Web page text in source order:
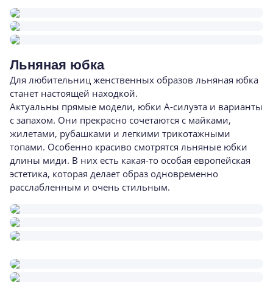
Льняная юбка
Для любительниц женственных образов льняная юбка
станет настоящей находкой.
Актуальны прямые модели, юбки А-силуэта и варианты
с запахом. Они прекрасно сочетаются с майками,
жилетами, рубашками и легкими трикотажными
топами. Особенно красиво смотрятся льняные юбки
длины миди. В них есть какая-то особая европейская
эстетика, которая делает образ одновременно
расслабленным и очень стильным.